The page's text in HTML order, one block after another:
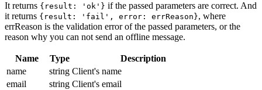
It returns {result: 'ok'} if the passed parameters are correct. And
it returns {result: 'fail', error: errReason}, where
errReason is the validation error of the passed parameters, or the
reason why you can not send an offline message.
Name Type
Description
name
string Client's name
email
string Client's email